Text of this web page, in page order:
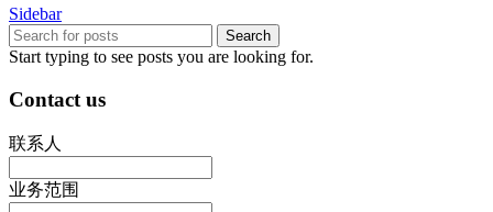
Sidebar
Search
Start typing to see posts you are looking for.
Contact us
联系人
业务范围